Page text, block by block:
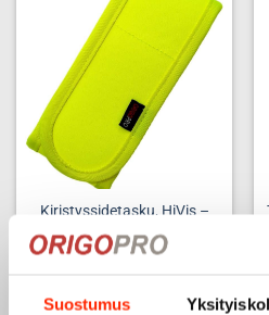
Suostumus
Add to
wishlist
Kiristyssidetasku, HiVis –
25,60€